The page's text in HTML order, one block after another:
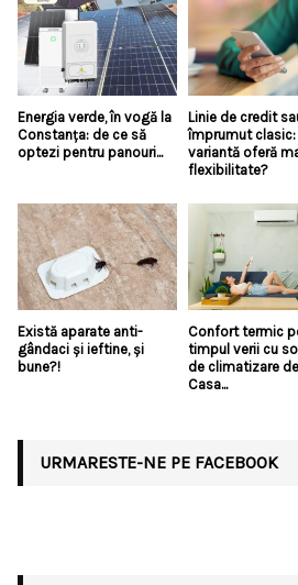
Energia verde, în vogă la
Constanța: de ce să
optezi pentru panouri...
Linie de credit
împrumut clasic:
variantă oferă
flexibilitate?
Există aparate anti-
gândaci și ieftine, și
bune?!
Confort termic
timpul verii cu
de climatizare
Casa...
URMARESTE-NE PE FACEBOOK